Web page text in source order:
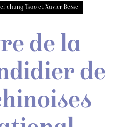
chung Tsao et Xavier Besse
de la
de